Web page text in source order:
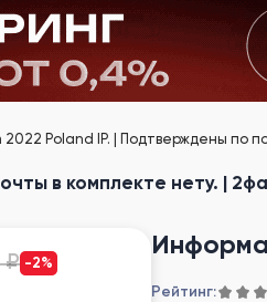
2022 Poland IP. | Подтверждены по
в комплекте нету. |
Рейтинг:
₽ -2%